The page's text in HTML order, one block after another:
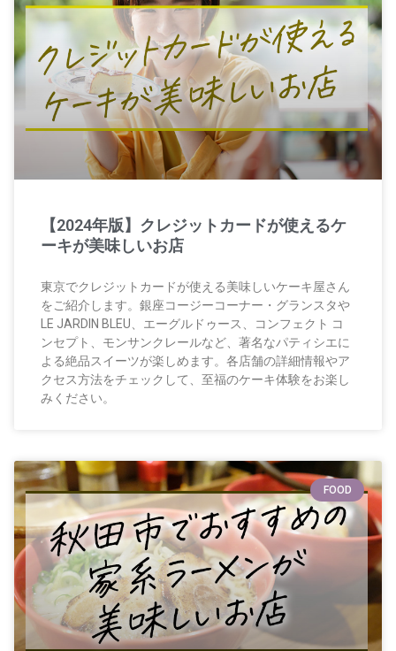
【2024年版】クレジットカードが使えるケ
ーキが美味しいお店
東京でクレジットカードが使える美味しいケーキ屋さん
をご紹介します。銀座コージーコーナー・グランスタや
LE JARDIN BLEU、エーグルドゥース、コンフェクト コ
ンセプト、モンサンクレールなど、著名なパティシエに
よる絶品スイーツが楽しめます。各店舗の詳細情報やア
クセス方法をチェックして、至福のケーキ体験をお楽し
みください。
FOOD